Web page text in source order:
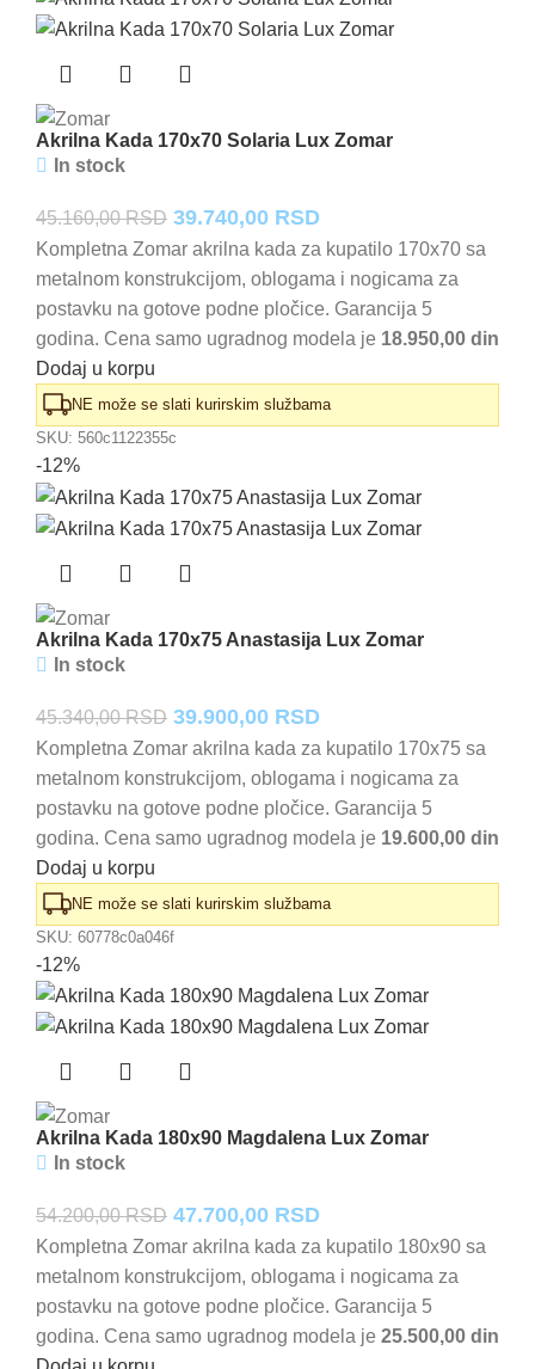
Akrilna Kada 170x70 Solaria Lux Zomar
In stock
45.160,00RSD Originalna
cena
je
bila:
45.160,00 RSD.
39.740,00 RSDTrenutna
cena
je:
39.740,00 RSD.
Kompletna Zomar akrilna kada za kupatilo 170x70 sa
metalnom konstrukcijom, oblogama i nogicama za
postavku na gotove podne pločice. Garancija 5
godina. Cena samo ugradnog modela je 18.950,00 din
Dodaj u korpu
NE može se slati kurirskim službama
SKU: 560c1122355c
-12%
Akrilna Kada 170x75 Anastasija Lux Zomar
In stock
45.340,00RSD Originalna
cena
je
bila:
45.340,00 RSD.
39.900,00 RSDTrenutna
cena
je:
39.900,00 RSD.
Kompletna Zomar akrilna kada za kupatilo 170x75 sa
metalnom konstrukcijom, oblogama i nogicama za
postavku na gotove podne pločice. Garancija 5
godina. Cena samo ugradnog modela je 19.600,00 din
Dodaj u korpu
NE može se slati kurirskim službama
SKU: 60778c0a046f
-12%
Akrilna Kada 180x90 Magdalena Lux Zomar
In stock
54.200,00RSD Originalna
cena
je
bila:
54.200,00 RSD.
47.700,00 RSDTrenutna
cena
je:
47.700,00 RSD.
Kompletna Zomar akrilna kada za kupatilo 180x90 sa
metalnom konstrukcijom, oblogama i nogicama za
postavku na gotove podne pločice. Garancija 5
godina. Cena samo ugradnog modela je 25.500,00 din